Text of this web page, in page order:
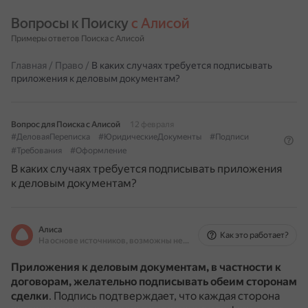
Вопросы к Поиску с Алисой
Примеры ответов Поиска с Алисой
Главная / Право / В каких случаях требуется подписывать
приложения к деловым документам?
Вопрос для Поиска с Алисой
12 февраля
#ДеловаяПереписка
#ЮридическиеДокументы
#Подписи
#Требования
#Оформление
В каких случаях требуется подписывать приложения
к деловым документам?
Алиса
На основе источников, возможны неточности
Как это работает?
Приложения к деловым документам, в частности к
договорам, желательно подписывать обеим сторонам
сделки. Подпись подтверждает, что каждая сторона